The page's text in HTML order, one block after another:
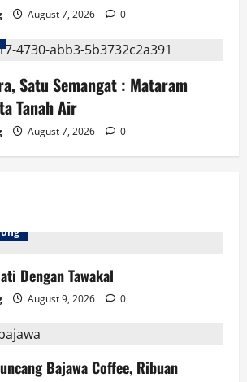
August 7, 2026
0
Satu Semangat : Mataram
Tanah Air
August 7, 2026 0
Dengan Tawakal
August 9, 2026
0
Bajawa Coffee, Ribuan